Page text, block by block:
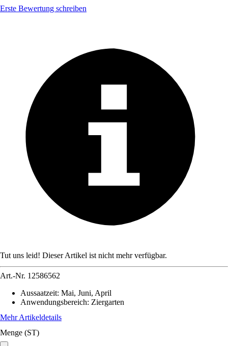
Erste Bewertung schreiben
Tut uns leid! Dieser Artikel ist nicht mehr verfügbar.
Art.-Nr. 12586562
Aussaatzeit: Mai, Juni, April
Anwendungsbereich: Ziergarten
Mehr Artikeldetails
Menge (ST)